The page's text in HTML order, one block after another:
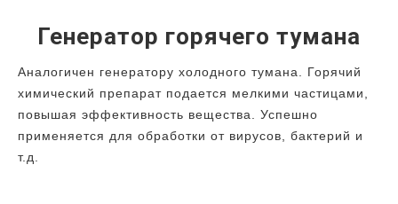
Генератор горячего тумана
Аналогичен генератору холодного тумана. Горячий
химический препарат подается мелкими частицами,
повышая эффективность вещества. Успешно
применяется для обработки от вирусов, бактерий и
т.д.